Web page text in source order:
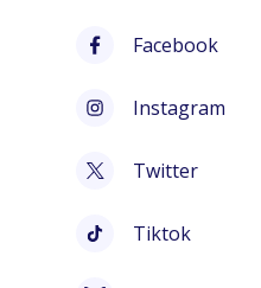
Facebook
Instagram
Twitter
Tiktok